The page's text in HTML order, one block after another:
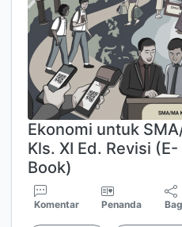
Ekonomi untuk
Kls. XI Ed. Revisi (E-
Book)
Komentar Penanda